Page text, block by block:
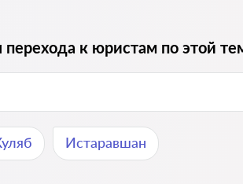
к юристам по этой
Истаравшан